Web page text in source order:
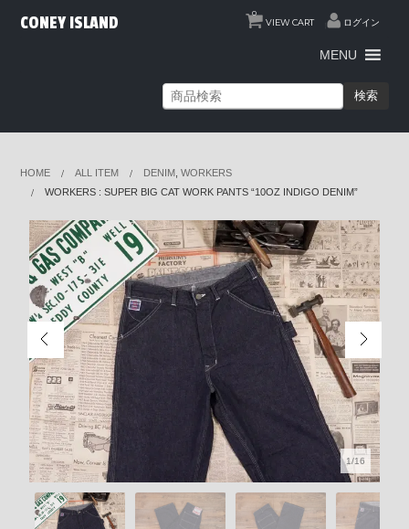
VIEW CART
0
ログイン
CONEY ISLAND
MENU
検索
HOME ALL ITEM DENIM ,WORKERS
WORKERS : SUPER BIG CAT WORK PANTS “10OZ INDIGO DENIM”
1/16